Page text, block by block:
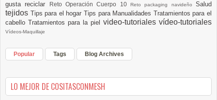
gusta reciclar
Reto Operación Cuerpo 10Reto packaging navideñoSalud
tejidos Tips para el hogarTips para Manualidades Tratamientos para el
cabello Tratamientos para la piel video-tutoriales vídeo-tutoriales
Vídeos-Maquillaje
Popular Tags Blog Archives
LO MEJOR DE COSITASCONMESH